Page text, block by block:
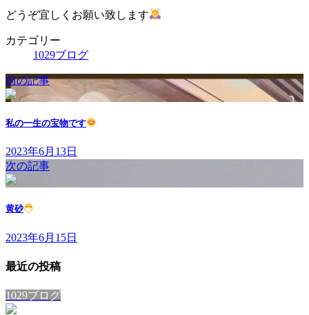
どうぞ宜しくお願い致します
カテゴリー
1029ブログ
前の記事
私の一生の宝物です
2023年6月13日
次の記事
黄砂
2023年6月15日
最近の投稿
1029ブログ